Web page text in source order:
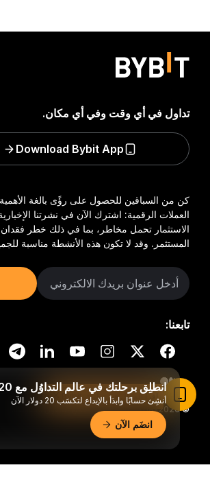
كن من السباقين للحصول على رؤًى بالغة الأهمية
العملات الرقمية: اشترك الآن في نشرتنا الإخبارية.
الاستثمار تحمل مخاطر، بما في ذلك خطر فقدان
المستثمر. وقد لا تكون هذه الأنشطة مناسبة للجميع.
تابعنا:
تداول في أي وقت وفي أي مكان.
Download Bybit App
انطلِق برحلتك في عالم التداوُل مع 20 USDT
أنشِئ حسابًا وابدَأ بالإيداع لتكسَب 20 دولار الآن
انضَم الآن
اقرأ المقال في تطبيق Bybit